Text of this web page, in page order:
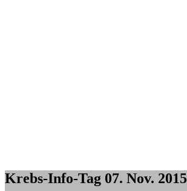
Krebs-Info-Tag 07. Nov. 2015